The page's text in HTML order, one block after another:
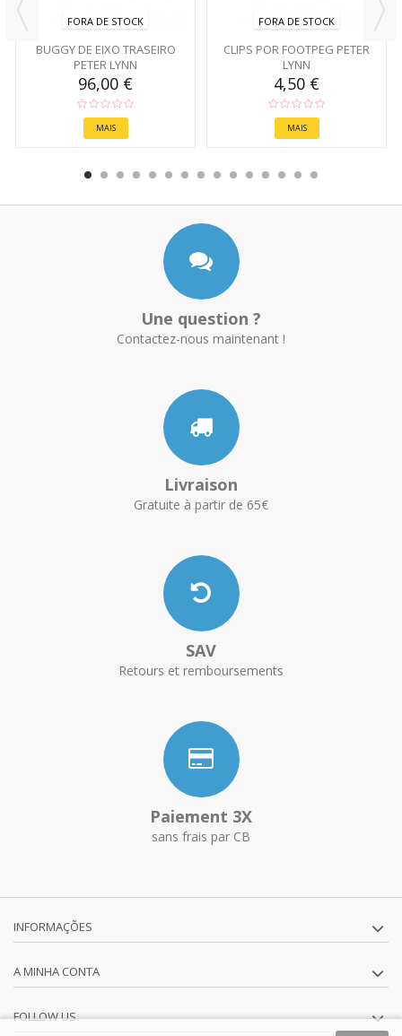
FORA DE STOCK
BUGGY DE EIXO TRASEIRO
PETER LYNN
96,00 €
MAIS
FORA DE STOCK
CLIPS POR FOOTPEG PETER
LYNN
4,50 €
MAIS
Une question ?
Contactez-nous maintenant !
Livraison
Gratuite à partir de 65€
SAV
Retours et remboursements
Paiement 3X
sans frais par CB
INFORMAÇÕES
A MINHA CONTA
FOLLOW US